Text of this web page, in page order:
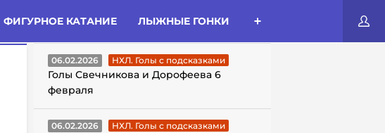
ФИГУРНОЕ КАТАНИЕ ЛЫЖНЫЕ ГОНКИ
ГОЛЫ С ПОДСКАЗКАМИ
06.02.2026 НХЛ. Голы с подсказками
Голы Свечникова и Дорофеева 6
февраля
06.02.2026 НХЛ. Голы с подсказками